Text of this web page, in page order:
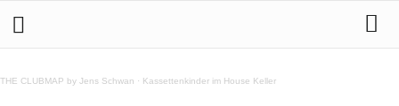
THE CLUBMAP by Jens Schwan · Kassettenkinder im House Keller